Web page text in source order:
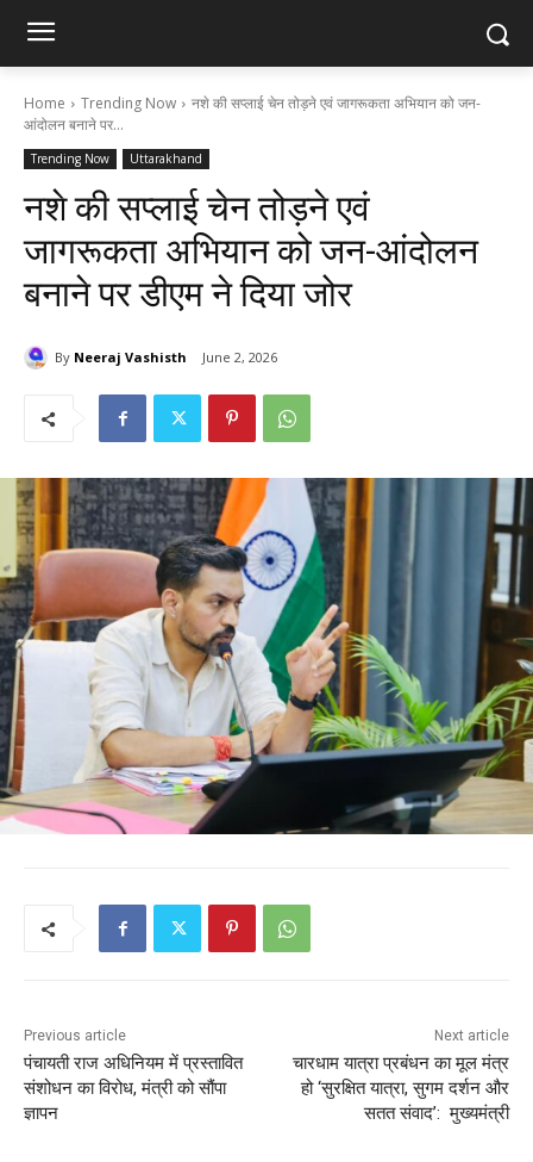
Home Trending Now
नशे की सप्लाई चेन तोड़ने एवं जागरूकता अभियान को जन-
आंदोलन बनाने पर...
Trending Now Uttarakhand
नशे की सप्लाई चेन तोड़ने एवं
जागरूकता अभियान को जन-आंदोलन
बनाने पर डीएम ने दिया जोर
By Neeraj Vashisth June 2, 2026
Previous article
पंचायती राज अधिनियम में प्रस्तावित
संशोधन का विरोध, मंत्री को सौंपा
ज्ञापन
Next article
चारधाम यात्रा प्रबंधन का मूल मंत्र
हो ‘सुरक्षित यात्रा, सुगम दर्शन और
सतत संवाद’: मुख्यमंत्री